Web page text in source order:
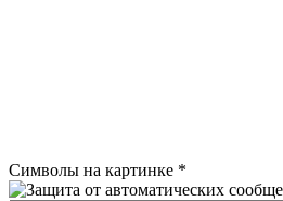
Символы на картинке *